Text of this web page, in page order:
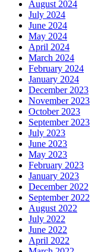
August 2024
July 2024
June 2024
May 2024
April 2024
March 2024
February 2024
January 2024
December 2023
November 2023
October 2023
September 2023
July 2023
June 2023
May 2023
February 2023
January 2023
December 2022
September 2022
August 2022
July 2022
June 2022
April 2022